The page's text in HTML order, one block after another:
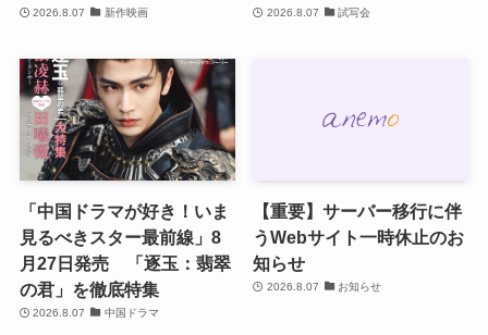
2026.8.07 新作映画 2026.8.07 試写会
「中国ドラマが好き！いま
見るべきスター最前線」8
月27日発売 「逐玉：翡翠
の君」を徹底特集
2026.8.07 中国ドラマ
【重要】サーバー移行に伴
うWebサイト一時休止のお
知らせ
2026.8.07 お知らせ